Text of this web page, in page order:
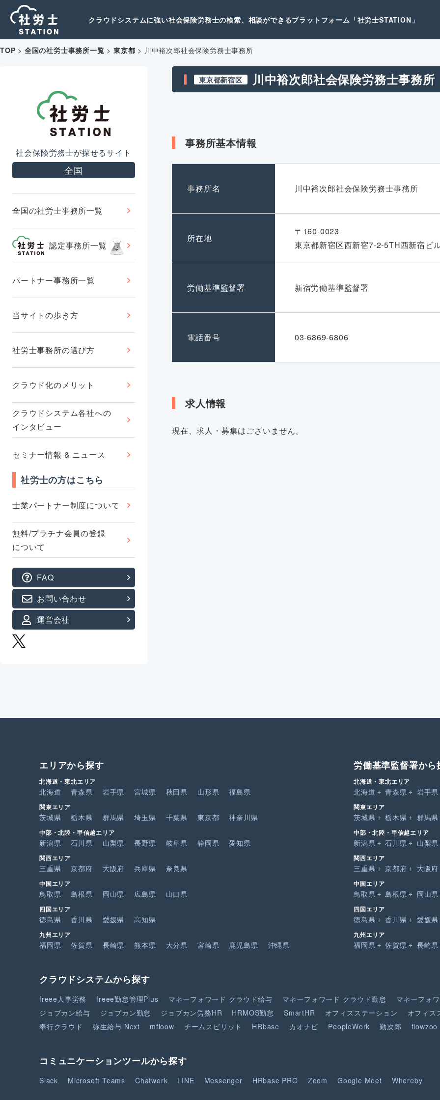
クラウドシステムに強い社会保険労務士の検索、相談ができるプラットフォーム「社労士STATION」
TOP > 全国の社労士事務所一覧 >東京都 > 川中裕次郎社会保険労務士事務所
社会保険労務士が探せるサイト
全国
全国の社労士事務所一覧
認定事務所一覧
パートナー事務所一覧
当サイトの歩き方
社労士事務所の選び方
クラウド化のメリット
クラウドシステム各社への
インタビュー
セミナー情報 & ニュース
社労士の方はこちら
士業パートナー制度について
無料/プラチナ会員の登録
について
FAQ
お問い合わせ
運営会社
東京都新宿区 川中裕次郎社会保険労務士事務所
事務所基本情報
事務所名 川中裕次郎社会保険労務士事務所
所在地
〒160-0023
東京都新宿区西新宿7-2-5TH西新宿ビ
労働基準監督署 新宿労働基準監督署
電話番号 03-6869-6806
求人情報
現在、求人・募集はございません。
エリアから探す
北海道・東北エリア
北海道 青森県 岩手県 宮城県 秋田県 山形県 福島県
関東エリア
茨城県 栃木県 群馬県 埼玉県 千葉県 東京都 神奈川県
中部・北陸・甲信越エリア
新潟県 石川県 山梨県 長野県 岐阜県 静岡県 愛知県
関西エリア
三重県 京都府 大阪府 兵庫県 奈良県
中国エリア
鳥取県 島根県 岡山県 広島県 山口県
四国エリア
徳島県 香川県 愛媛県 高知県
九州エリア
福岡県 佐賀県 長崎県 熊本県 大分県 宮崎県 鹿児島県 沖縄県
労働基準監督署から
北海道・東北エリア
北海道 青森県 岩手県
関東エリア
茨城県 栃木県 群馬県
中部・北陸・甲信越エリア
新潟県 石川県 山梨県
関西エリア
三重県 京都府 大阪府
中国エリア
鳥取県 島根県 岡山県
四国エリア
徳島県 香川県 愛媛県
九州エリア
福岡県 佐賀県 長崎県
クラウドシステムから探す
freee人事労務 freee勤怠管理Plus マネーフォワード クラウド給与 マネーフォワード クラウド勤怠
マネーフォ
ジョブカン給与
ジョブカン勤怠 ジョブカン労務HR HRMOS勤怠 SmartHR オフィスステーション
オフィス
奉行クラウド
弥生給与 Next mfloow チームスピリット HRbase カオナビ PeopleWork 勤次郎 flowzoo
コミュニケーションツールから探す
Slack Microsoft Teams Chatwork LINE Messenger HRbase PRO Zoom Google Meet Whereby